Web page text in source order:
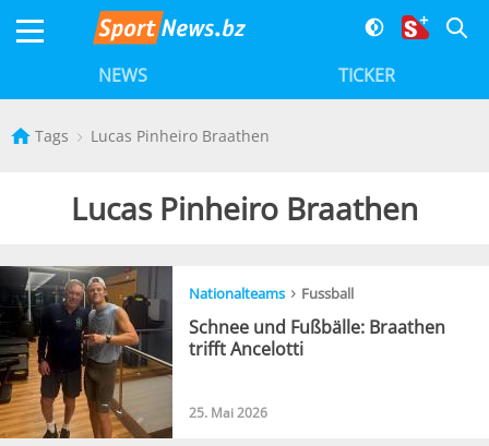
NEWS TICKER
Tags Lucas Pinheiro Braathen
Lucas Pinheiro Braathen
Nationalteams › Fussball
Schnee und Fußbälle: Braathen
trifft Ancelotti
25. Mai 2026